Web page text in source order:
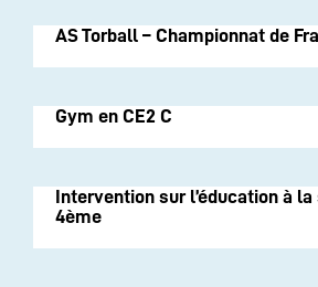
AS Torball – Championnat de
Gym en CE2 C
Intervention sur l’éducation à
4ème